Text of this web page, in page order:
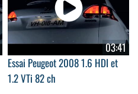
03:41
Essai Peugeot 2008 1.6 HDI et
1.2 VTi 82 ch